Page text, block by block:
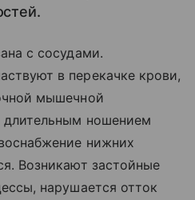
с сосудами.
в перекачке крови,
мышечной
длительным ношением
нижних
Возникают застойные
нарушается отток